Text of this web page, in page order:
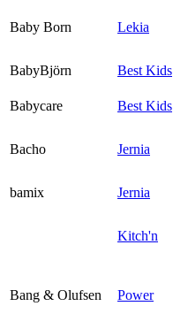
Baby Born Lekia
BabyBjörn
Best Kids
Babycare
Best Kids
Bacho Jernia
bamix
Jernia
Kitch'n
Bang & Olufsen Power